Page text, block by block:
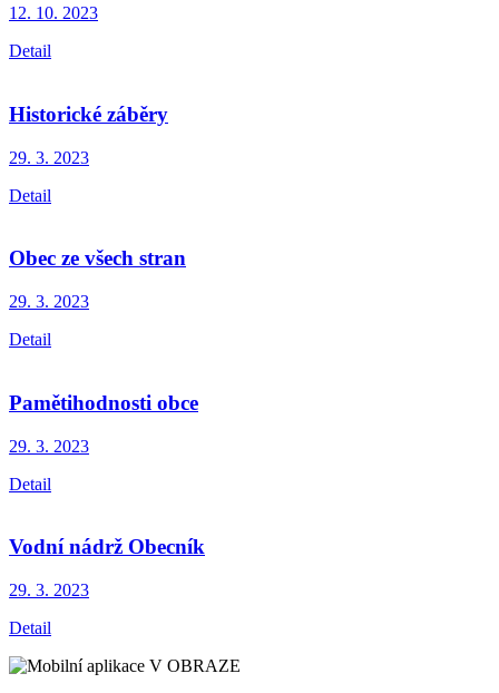
12. 10. 2023
Detail
Historické záběry
29. 3. 2023
Detail
Obec ze všech stran
29. 3. 2023
Detail
Pamětihodnosti obce
29. 3. 2023
Detail
Vodní nádrž Obecník
29. 3. 2023
Detail